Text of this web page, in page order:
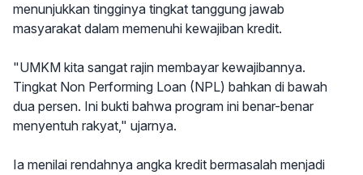
menunjukkan tingginya tingkat tanggung jawab
masyarakat dalam memenuhi kewajiban kredit.
"UMKM kita sangat rajin membayar kewajibannya.
Tingkat Non Performing Loan (NPL) bahkan di bawah
dua persen. Ini bukti bahwa program ini benar-benar
menyentuh rakyat," ujarnya.
Ia menilai rendahnya angka kredit bermasalah menjadi